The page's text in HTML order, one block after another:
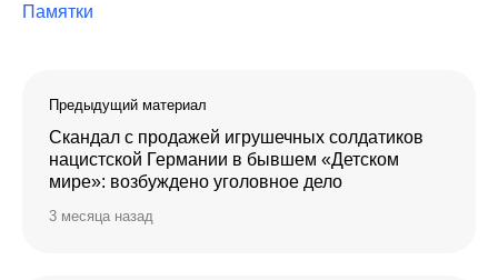
Памятки
Предыдущий материал
Скандал с продажей игрушечных солдатиков
нацистской Германии в бывшем «Детском
мире»: возбуждено уголовное дело
3 месяца назад